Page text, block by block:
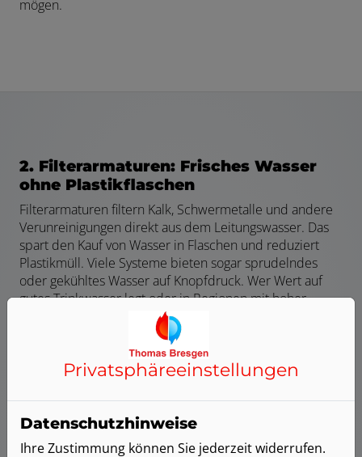
mögen.
2. Filterarmaturen: Frisches Wasser
ohne Plastikflaschen
Filterarmaturen filtern Kalk, Schwermetalle und andere
Verunreinigungen direkt aus dem Leitungswasser. Das
spart den Kauf von Wasser in Flaschen und reduziert
Plastikmüll. Viele Systeme bieten sogar sprudelndes
oder gekühltes Wasser auf Knopfdruck. Wer Wert auf
gutes Trinkwasser legt oder in Regionen mit hoher
Wasserhärte wohnt, profitiert besonders.
Kein Kauf und Schleppen von Flaschenwasser mehr
den Verzicht auf Flaschenwasser
Verbesserter Geschmack: Frisches, gesundes
Privatsphäre­einstellungen
Datenschutzhinweise
Ihre Zustimmung können Sie jederzeit widerrufen.